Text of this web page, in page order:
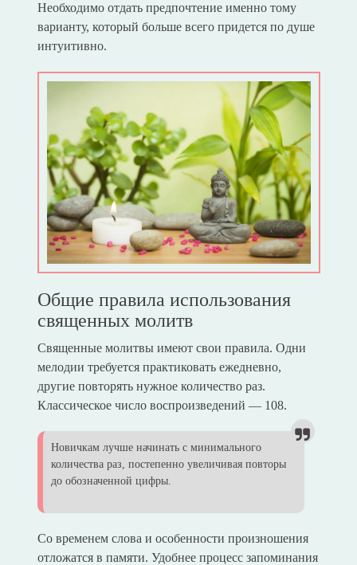
Необходимо отдать предпочтение именно тому
варианту, который больше всего придется по душе
интуитивно.
Общие правила использования
священных молитв
Священные молитвы имеют свои правила. Одни
мелодии требуется практиковать ежедневно,
другие повторять нужное количество раз.
Классическое число воспроизведений — 108.
Новичкам лучше начинать с минимального
количества раз, постепенно увеличивая повторы
до обозначенной цифры.
Со временем слова и особенности произношения
отложатся в памяти. Удобнее процесс запоминания